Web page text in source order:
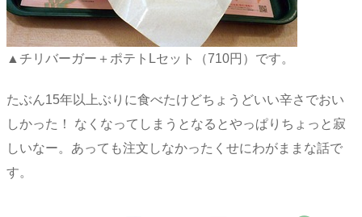
▲チリバーガー＋ポテトLセット（710円）です。
たぶん15年以上ぶりに食べたけどちょうどいい辛さでおい
しかった！ なくなってしまうとなるとやっぱりちょっと寂
しいなー。あっても注文しなかったくせにわがままな話で
す。